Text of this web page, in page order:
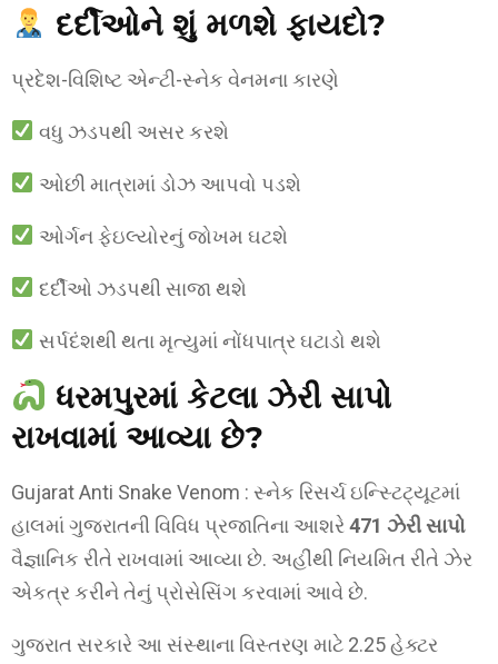
દર્દીઓને શું મળશે ફાયદો?
પ્રદેશ-વિશિષ્ટ એન્ટી-સ્નેક વેનમના કારણે
વધુ ઝડપથી અસર કરશે
ઓછી માત્રામાં ડોઝ આપવો પડશે
ઓર્ગન ફેઇલ્યોરનું જોખમ ઘટશે
દર્દીઓ ઝડપથી સાજા થશે
સર્પદંશથી થતા મૃત્યુમાં નોંધપાત્ર ઘટાડો થશે
ધરમપુરમાં કેટલા ઝેરી સાપો
રાખવામાં આવ્યા છે?
Gujarat Anti Snake Venom : સ્નેક રિસર્ચ ઇન્સ્ટિટ્યૂટમાં
હાલમાં ગુજરાતની વિવિધ પ્રજાતિના આશરે471 ઝેરી સાપો
વૈજ્ઞાનિક રીતે રાખવામાં આવ્યા છે. અહીંથી નિયમિત રીતે ઝેર
એકત્ર કરીને તેનું પ્રોસેસિંગ કરવામાં આવે છે.
ગુજરાત સરકારે આ સંસ્થાના વિસ્તરણ માટે 2.25 હેક્ટર